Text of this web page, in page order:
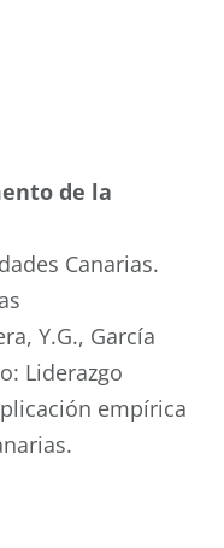
de la
Canarias.
Y.G., García
Liderazgo
empírica